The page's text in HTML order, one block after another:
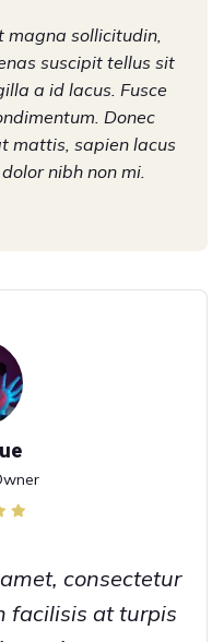
magna sollicitudin,
suscipit tellus sit
a id lacus. Fusce
Donec
mattis, sapien lacus
nibh non mi.
consectetur
facilisis at turpis